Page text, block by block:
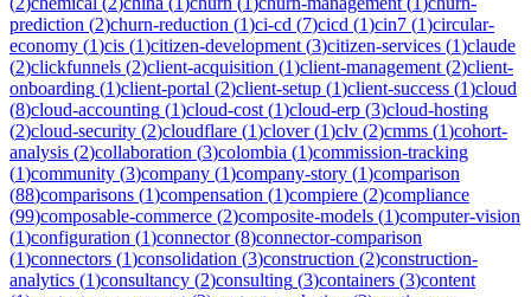
prediction (2)churn-reduction (1)ci-cd (7)cicd (1)cin7 (1)circular-
economy (1)cis (1)citizen-development (3)citizen-services (1)claude
(2)clickfunnels (2)client-acquisition (1)client-management (2)client-
onboarding (1)client-portal (2)client-setup (1)client-success (1)cloud
(8)cloud-accounting (1)cloud-cost (1)cloud-erp (3)cloud-hosting
(2)cloud-security (2)cloudflare (1)clover(1)clv (2)cmms (1)cohort-
analysis (2)collaboration (3)colombia (1)commission-tracking
(1)community (3)company (1)company-story (1)comparison
(88)comparisons (1)compensation (1)compiere (2)compliance
(99)composable-commerce (2)composite-models (1)computer-vision
(1)configuration (1)connector(8)connector-comparison
(1)connectors (1)consolidation (3)construction (2)construction-
analytics (1)consultancy (2)consulting (3)containers (3)content